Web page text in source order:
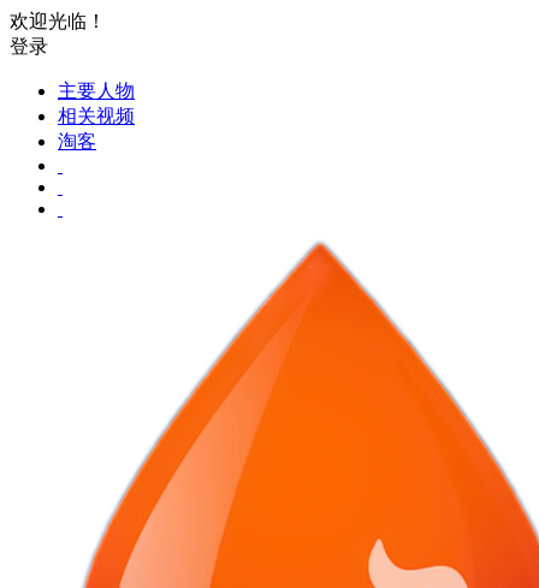
欢迎光临！
登录
主要人物
相关视频
淘客